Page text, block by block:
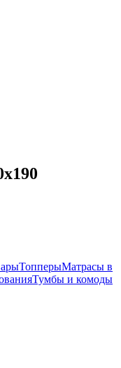
ТопперыМатрасы в
Тумбы и комоды